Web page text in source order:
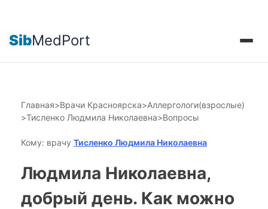
SibMedPort
Главная>Врачи Красноярска>Аллергологи(взрослые)
>Тисленко Людмила Николаевна>Вопросы
Кому: врачу Тисленко Людмила Николаевна
Людмила Николаевна,
добрый день. Как можно